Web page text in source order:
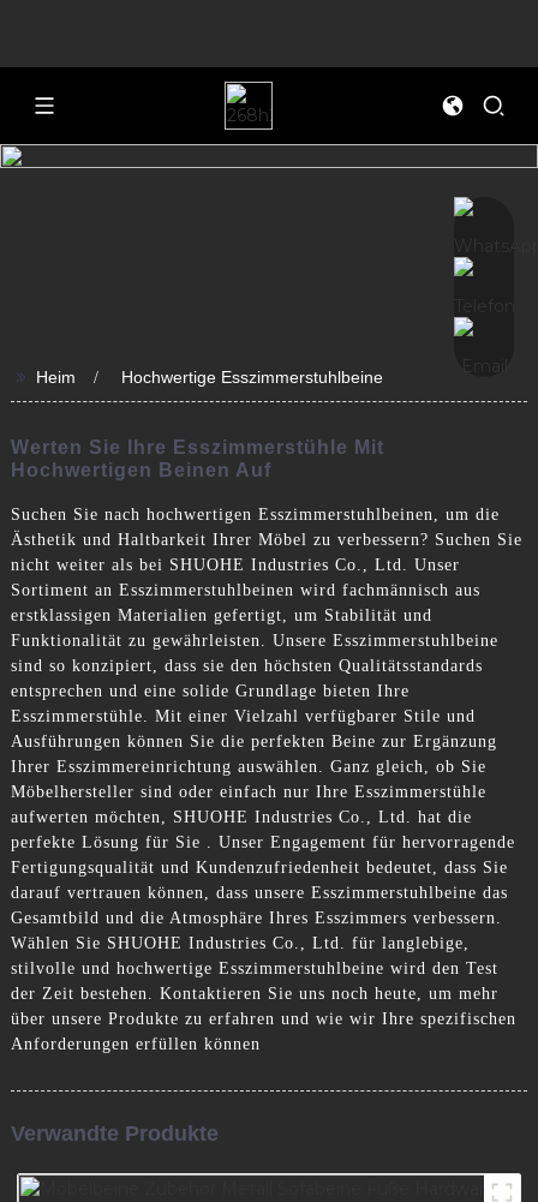
>> Heim Hochwertige Esszimmerstuhlbeine
Werten Sie Ihre Esszimmerstühle Mit
Hochwertigen Beinen Auf
Suchen Sie nach hochwertigen Esszimmerstuhlbeinen, um die
Ästhetik und Haltbarkeit Ihrer Möbel zu verbessern? Suchen Sie
nicht weiter als bei SHUOHE Industries Co., Ltd. Unser
Sortiment an Esszimmerstuhlbeinen wird fachmännisch aus
erstklassigen Materialien gefertigt, um Stabilität und
Funktionalität zu gewährleisten. Unsere Esszimmerstuhlbeine
sind so konzipiert, dass sie den höchsten Qualitätsstandards
entsprechen und eine solide Grundlage bieten Ihre
Esszimmerstühle. Mit einer Vielzahl verfügbarer Stile und
Ausführungen können Sie die perfekten Beine zur Ergänzung
Ihrer Esszimmereinrichtung auswählen. Ganz gleich, ob Sie
Möbelhersteller sind oder einfach nur Ihre Esszimmerstühle
aufwerten möchten, SHUOHE Industries Co., Ltd. hat die
perfekte Lösung für Sie . Unser Engagement für hervorragende
Fertigungsqualität und Kundenzufriedenheit bedeutet, dass Sie
darauf vertrauen können, dass unsere Esszimmerstuhlbeine das
Gesamtbild und die Atmosphäre Ihres Esszimmers verbessern.
Wählen Sie SHUOHE Industries Co., Ltd. für langlebige,
stilvolle und hochwertige Esszimmerstuhlbeine wird den Test
der Zeit bestehen. Kontaktieren Sie uns noch heute, um mehr
über unsere Produkte zu erfahren und wie wir Ihre spezifischen
Anforderungen erfüllen können
Verwandte Produkte